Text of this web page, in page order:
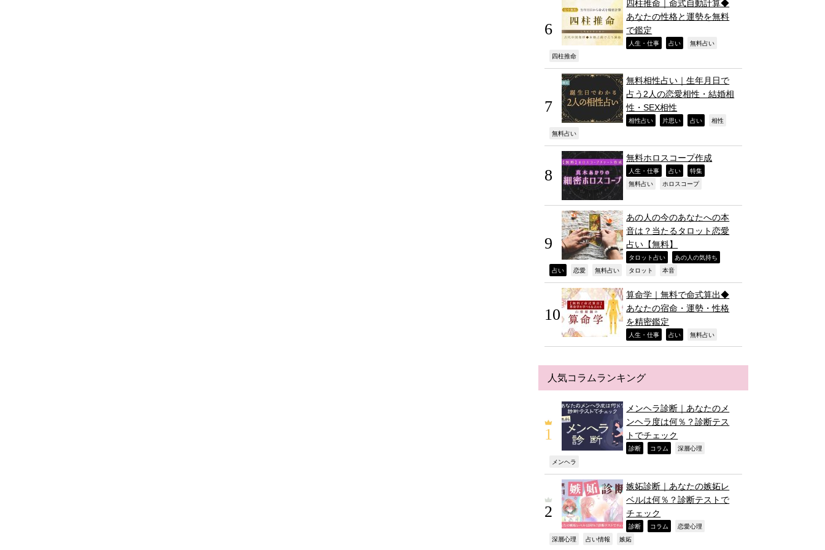
四柱推命｜命式自動計算◆
あなたの性格と運勢を無料
で鑑定
人生・仕事 占い 無料占い
四柱推命
無料相性占い｜生年月日で
占う2人の恋愛相性・結婚相
性・SEX相性
相性占い 片思い 占い 相性
無料占い
無料ホロスコープ作成
人生・仕事 占い 特集
無料占い ホロスコープ
あの人の今のあなたへの本
音は？当たるタロット恋愛
占い【無料】
タロット占い あの人の気持ち
占い 恋愛 無料占い タロット 本音
算命学｜無料で命式算出◆
あなたの宿命・運勢・性格
を精密鑑定
人生・仕事 占い 無料占い
人気コラムランキング
メンヘラ診断｜あなたのメ
ンヘラ度は何％？診断テス
トでチェック
診断 コラム 深層心理
メンヘラ
嫉妬診断｜あなたの嫉妬レ
ベルは何％？診断テストで
チェック
診断 コラム 恋愛心理
深層心理 占い情報 嫉妬